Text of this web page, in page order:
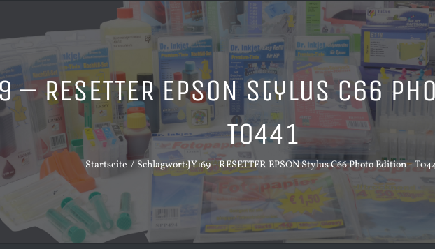
– RESETTER EPSON Stylus C66
T0441
Startseite Schlagwort:JY169 - RESETTER EPSON Stylus C66 Photo Edition -